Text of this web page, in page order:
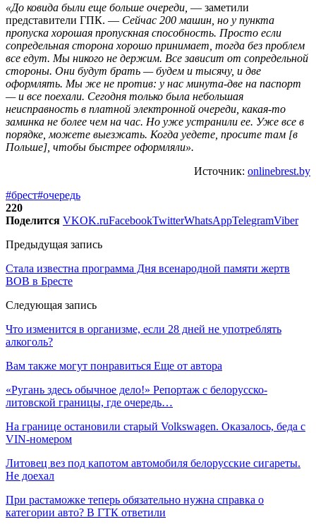
«До ковида были еще больше очереди, — заметили
представители ГПК. — Сейчас 200 машин, но у пункта
пропуска хорошая пропускная способность. Просто если
сопредельная сторона хорошо принимает, тогда без проблем
все едут. Мы никого не держим. Все зависит от сопредельной
стороны. Они будут брать — будем и тысячу, и две
оформлять. Мы же не против: у нас минута-две на паспорт
— и все поехали. Сегодня только была небольшая
неисправность в платной электронной очереди, какая-то
заминка не более чем на час. Но уже устранили ее. Уже все в
порядке, можете выезжать. Когда уедете, просите там [в
Польше], чтобы быстрее оформляли».
Источник: onlinebrest.by
#брест#очередь
220
Поделится VKOK.ruFacebookTwitterWhatsAppTelegramViber
Предыдущая запись
Стала известна программа Дня всенародной памяти жертв
ВОВ в Бресте
Следующая запись
Что изменится в организме, если 28 дней не употреблять
алкоголь?
Вам также могут понравиться Еще от автора
«Ругань здесь обычное дело!» Репортаж с белорусско-
литовской границы, где очередь…
На границе остановили старый Volkswagen. Оказалось, беда с
VIN-номером
Литовец вез под капотом автомобиля белорусские сигареты.
Не доехал
При растаможке теперь обязательно нужна справка о
категории авто? В ГТК ответили